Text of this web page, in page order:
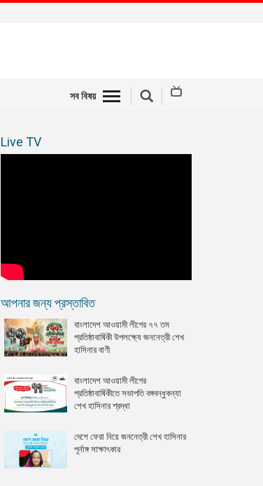
সব বিষয়
Live TV
আপনার জন্য প্রস্তাবিত
বাংলাদেশ আওয়ামী লীগের ৭৭ তম
প্রতিষ্ঠাবার্ষিকী উপলক্ষ্যে জননেত্রী শেখ
হাসিনার বাণী
বাংলাদেশ আওয়ামী লীগের
প্রতিষ্ঠাবার্ষিকীতে সভাপতি বঙ্গবন্ধুকন্যা
শেখ হাসিনার শ্রদ্ধা
দেশে ফেরা নিয়ে জননেত্রী শেখ হাসিনার
পূর্নাঙ্গ সাক্ষাৎকার